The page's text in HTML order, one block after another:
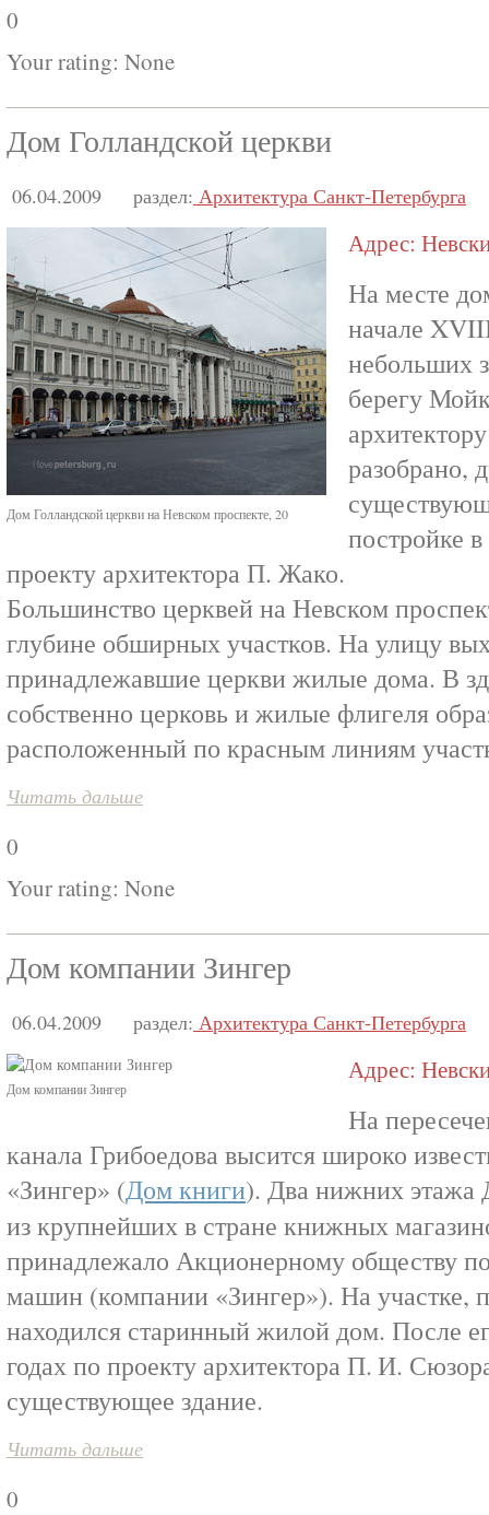
0
Your rating: None
Дом Голландской церкви
06.04.2009 раздел: Архитектура Санкт-Петербурга
Дом Голландской церкви на Невском проспекте, 20
Адрес:
На месте
начале
небольших
берегу
разобрано,
постройке
проекту архитектора П. Жако.
Большинство церквей на Невском
глубине обширных участков. На улицу
принадлежавшие церкви жилые дома. В
собственно церковь и жилые флигеля
расположенный по красным линиям
Читать дальше
0
Your rating: None
Дом компании Зингер
06.04.2009 раздел: Архитектура Санкт-Петербурга
Дом компании Зингер
Адрес:
На
канала Грибоедова высится широко
«Зингер» (Дом книги). Два нижних этажа
из крупнейших в стране книжных
принадлежало Акционерному обществу
машин (компании «Зингер»). На участке,
находился старинный жилой дом. После
годах по проекту архитектора П. И.
существующее здание.
Читать дальше
0